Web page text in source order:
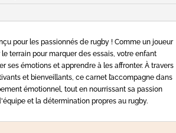
pour les passionnés de rugby ! Comme un joueur
le terrain pour marquer des essais, votre enfant
ses émotions et apprendre à les affronter. À travers
et bienveillants, ce carnet l’accompagne dans
émotionnel, tout en nourrissant sa passion
et la détermination propres au rugby.